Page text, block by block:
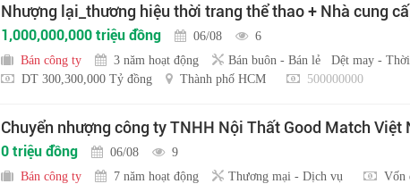
Nhượng lại_thương hiệu thời trang thể thao + Nhà cung
1,000,000,000 triệu đồng 06/08
6
Bán công ty
3 năm hoạt động Bán buôn - Bán lẻ Dệt may -
DT 300,300,000 Tỷ đồng
Thành phố HCM 500000000
Chuyển nhượng công ty TNHH Nội Thất Good Match Việt
0 triệu đồng 06/08
9
Bán công ty
7 năm hoạt động Thương mại - Dịch vụ Vốn